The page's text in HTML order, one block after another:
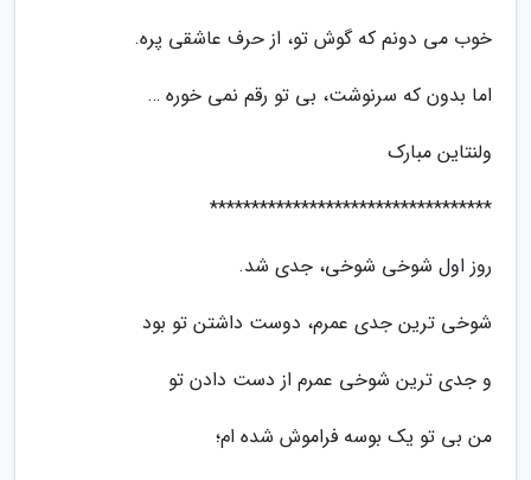
خوب می دونم که گوش تو، از حرف عاشقی پره.
اما بدون که سرنوشت، بی تو رقم نمی خوره …
ولنتاین مبارک
**********************************
روز اول شوخی شوخی، جدی شد.
شوخی ترین جدی عمرم، دوست داشتن تو بود
و جدی ترین شوخی عمرم از دست دادن تو
من بی تو یک بوسه فراموش شده ام؛